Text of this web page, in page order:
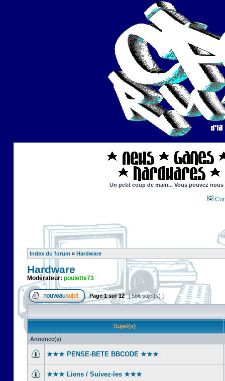
Un petit coup de main... Vous pouvez
Index du forum » Hardware
Hardware
Modérateur: poulette73
Page1sur12 [ 586 sujet(s) ]
Sujet(s)
Annonce(s)
★★★ PENSE-BETE BBCODE ★★★
★★★ Liens / Suivez-les ★★★